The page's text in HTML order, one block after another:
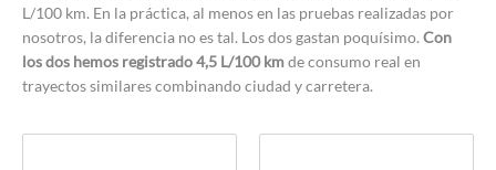
L/100 km. En la práctica, al menos en las pruebas realizadas por
nosotros, la diferencia no es tal. Los dos gastan poquísimo. Con
los dos hemos registrado 4,5 L/100 kmde consumo real en
trayectos similares combinando ciudad y carretera.